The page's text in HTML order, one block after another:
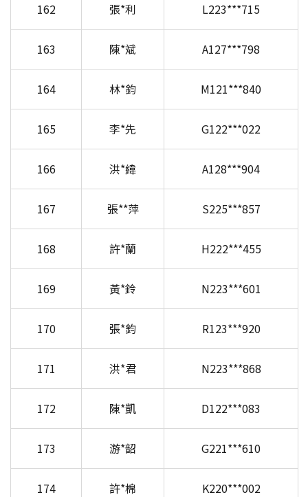
162 張*利 L223***715
163 陳*斌 A127***798
164 林*鈞 M121***840
165 李*先 G122***022
166 洪*緯 A128***904
167 張**萍 S225***857
168 許*蘭 H222***455
169 黃*鈴 N223***601
170 張*鈞 R123***920
171 洪*君 N223***868
172 陳*凱 D122***083
173 游*韶 G221***610
174 許*棉 K220***002